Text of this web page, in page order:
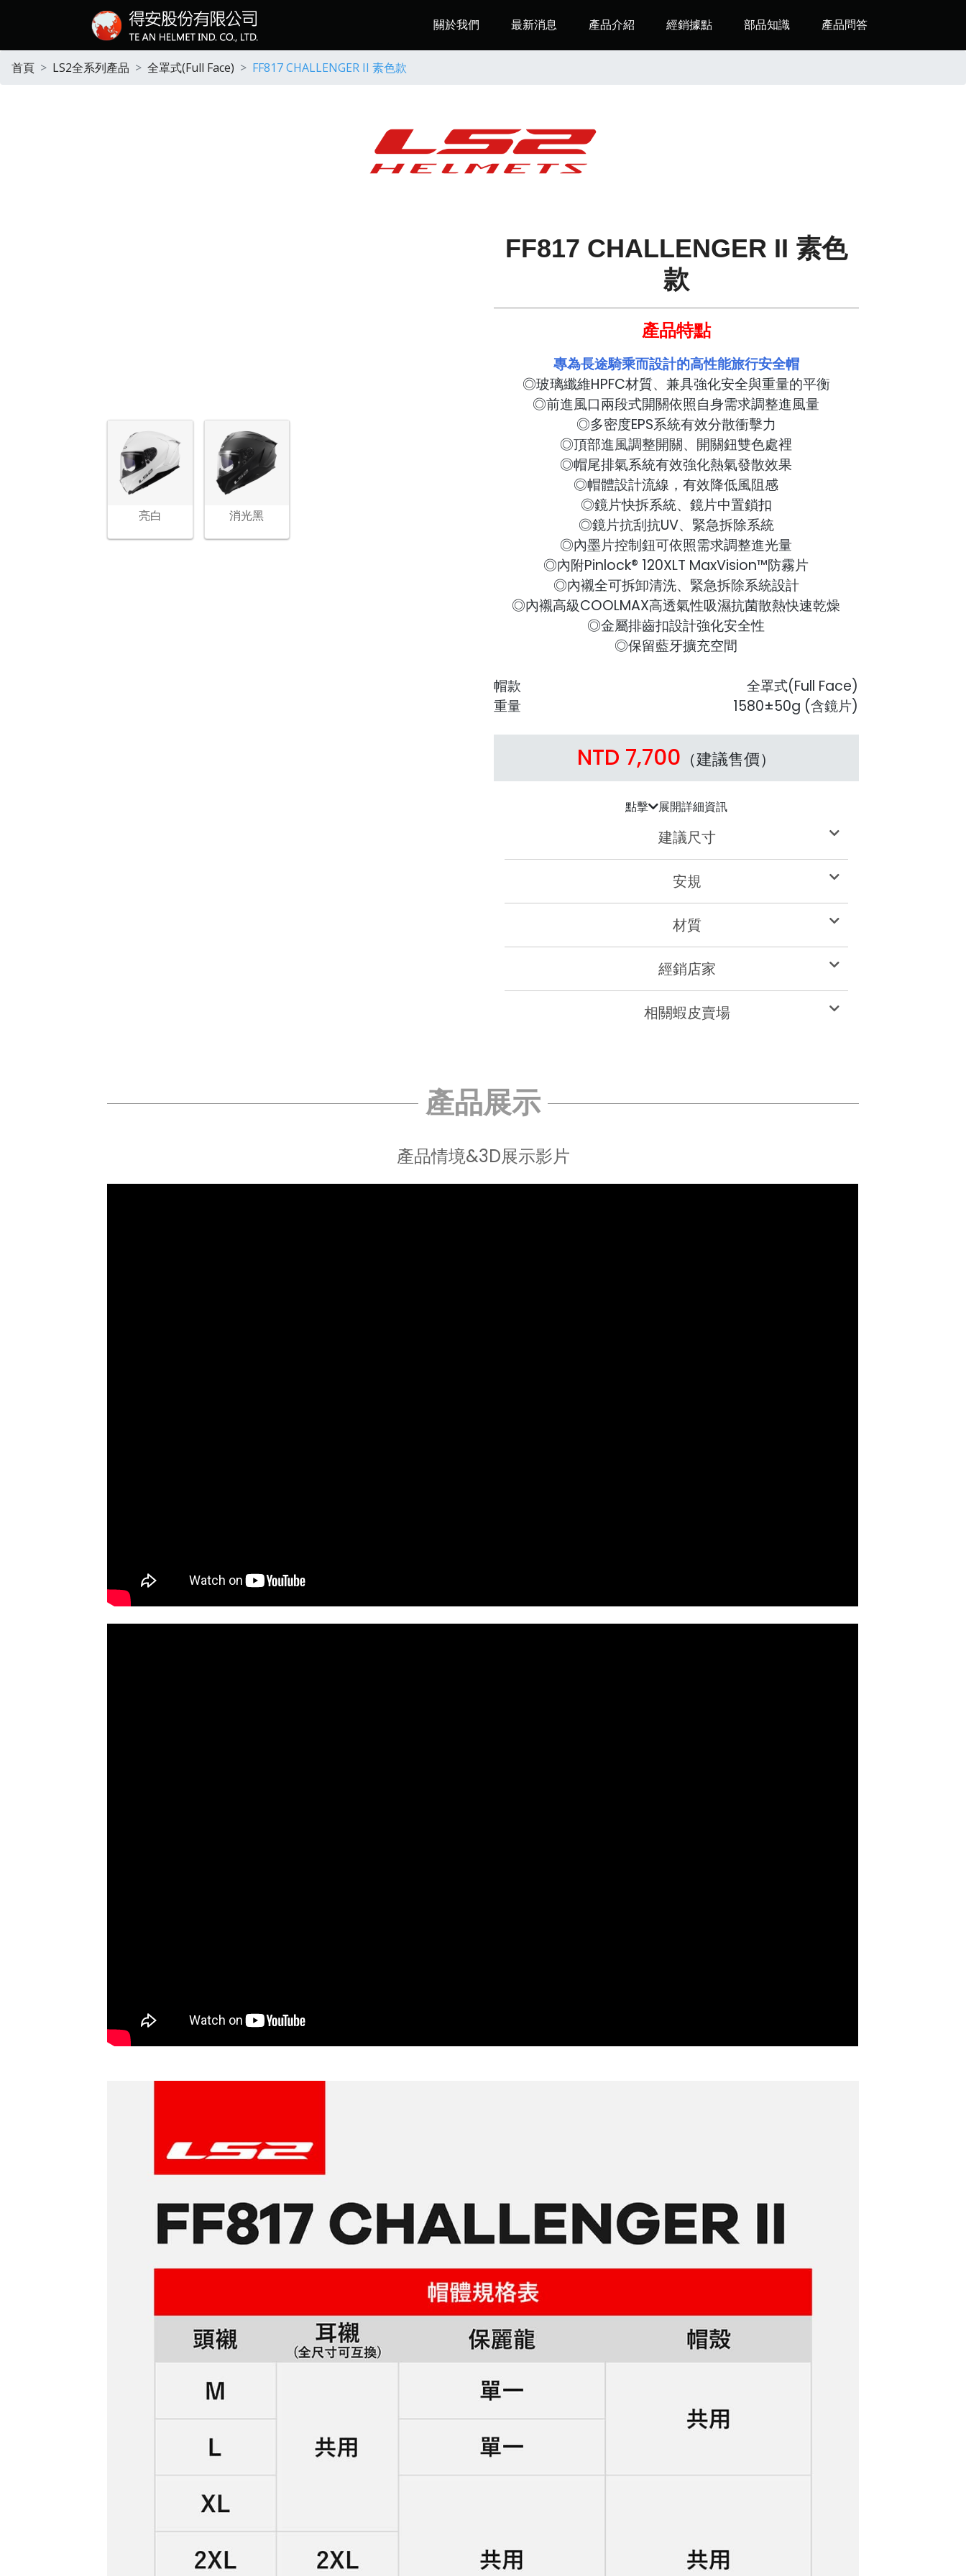
關於我們 最新消息 產品介紹 經銷據點 部品知識 產品問答
首頁 LS2全系列產品 全罩式(Full Face) FF817 CHALLENGER II 素色款
亮白 消光黑
FF817 CHALLENGER II 素色
款
產品特點
專為長途騎乘而設計的高性能旅行安全帽
◎玻璃纖維HPFC材質、兼具強化安全與重量的平衡
◎前進風口兩段式開關依照自身需求調整進風量
◎多密度EPS系統有效分散衝擊力
◎頂部進風調整開關、開關鈕雙色處裡
◎帽尾排氣系統有效強化熱氣發散效果
◎帽體設計流線，有效降低風阻感
◎鏡片快拆系統、鏡片中置鎖扣
◎鏡片抗刮抗UV、緊急拆除系統
◎內墨片控制鈕可依照需求調整進光量
◎內附Pinlock® 120XLT MaxVision™防霧片
◎內襯全可拆卸清洗、緊急拆除系統設計
◎內襯高級COOLMAX高透氣性吸濕抗菌散熱快速乾燥
◎金屬排齒扣設計強化安全性
◎保留藍牙擴充空間
帽款
全罩式(Full Face)
重量
1580±50g (含鏡片)
NTD 7,700 （建議售價）
點擊 展開詳細資訊
建議尺寸
安規
材質
經銷店家
相關蝦皮賣場
產品展示
產品情境&3D展示影片